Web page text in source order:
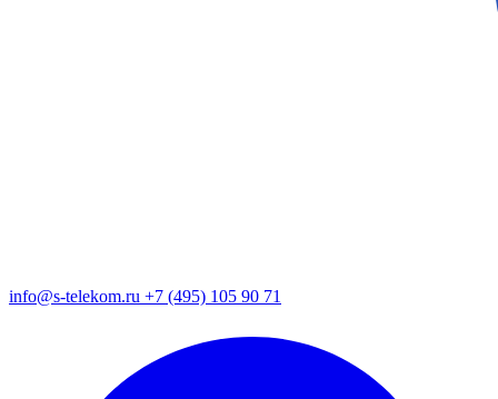
info@s-telekom.ru +7 (495) 105 90 71